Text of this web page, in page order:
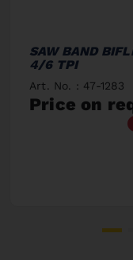
SAW BAND
4/6 TPI
Art. No. : 47-1283
Price on